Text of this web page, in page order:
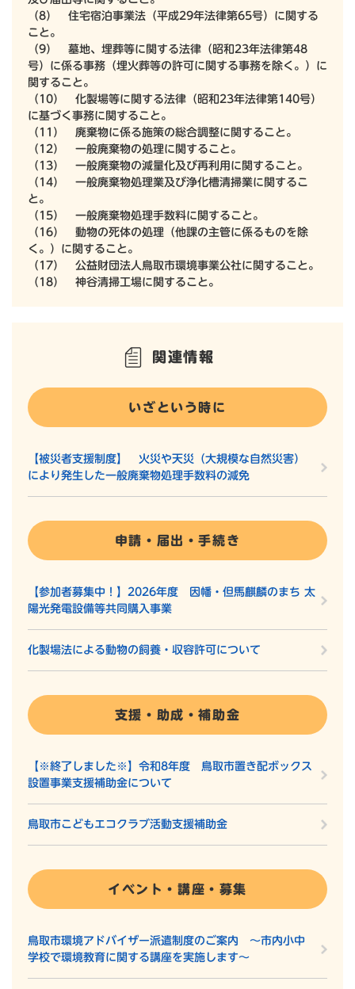
（8） 住宅宿泊事業法（平成29年法律第65号）に関する
こと。
（9） 墓地、埋葬等に関する法律（昭和23年法律第48
号）に係る事務（埋火葬等の許可に関する事務を除く。）に
関すること。
（10） 化製場等に関する法律（昭和23年法律第140号）
に基づく事務に関すること。
（11） 廃棄物に係る施策の総合調整に関すること。
（12） 一般廃棄物の処理に関すること。
（13） 一般廃棄物の減量化及び再利用に関すること。
（14） 一般廃棄物処理業及び浄化槽清掃業に関するこ
と。
（15） 一般廃棄物処理手数料に関すること。
（16） 動物の死体の処理（他課の主管に係るものを除
く。）に関すること。
（17） 公益財団法人鳥取市環境事業公社に関すること。
（18） 神谷清掃工場に関すること。
関連情報
いざという時に
【被災者支援制度】 火災や天災（大規模な自然災害）
により発生した一般廃棄物処理手数料の減免
申請・届出・手続き
【参加者募集中！】2026年度 因幡・但馬麒麟のまち 太
陽光発電設備等共同購入事業
化製場法による動物の飼養・収容許可について
支援・助成・補助金
【※終了しました※】令和8年度 鳥取市置き配ボックス
設置事業支援補助金について
鳥取市こどもエコクラブ活動支援補助金
イベント・講座・募集
鳥取市環境アドバイザー派遣制度のご案内 ～市内小中
学校で環境教育に関する講座を実施します～